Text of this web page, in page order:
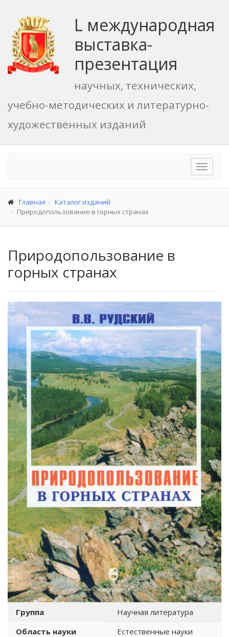
L международная
выставка-
презентация
научных, технических,
учебно-методических и литературно-
художественных изданий
Toggle
Главная
Каталог изданий
Природопользование в горных странах
Природопользование в
горных странах
Группа
Научная литература
Область науки
Естественные науки